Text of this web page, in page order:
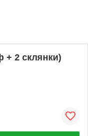
+ 2 склянки)